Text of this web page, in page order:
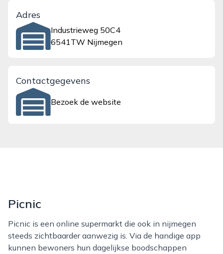
Adres
Industrieweg 50C4
6541TW Nijmegen
Contactgegevens
Bezoek de website
Picnic
Picnic is een online supermarkt die ook in nijmegen
steeds zichtbaarder aanwezig is. Via de handige app
kunnen bewoners hun dagelijkse boodschappen